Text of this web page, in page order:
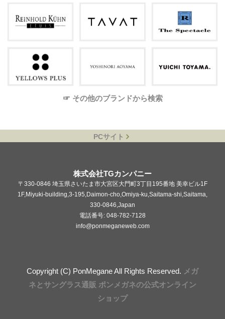
☞ その他のブランドから検索
PCサイト
株式会社TGカンパニー
〒330-0846 埼玉県さいたま市大宮区大門町3丁目195番地 美幸ビル1F
1F,Miyuki-building,3-195,Daimon-cho,Omiya-ku,Saitama-shi,Saitama,
330-0846,Japan
電話番号: 048-782-7128
info@ponmeganeweb.com
Copyright (C) PonMegane All Rights Reserved. メガ
ネとサングラス通販 ポンメガネの公式オンライン
ショップ